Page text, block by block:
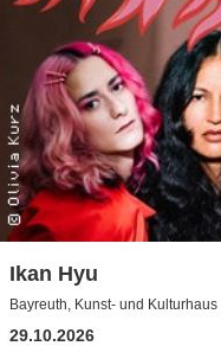
Ikan Hyu
Bayreuth, Kunst- und
29.10.2026